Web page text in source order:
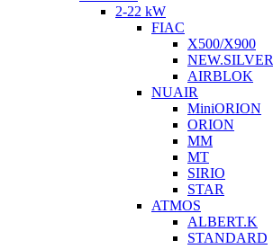
2-22 kW
FIAC
X500/X900
NEW.SILVER
AIRBLOK
NUAIR
MiniORION
ORION
MM
MT
SIRIO
STAR
ATMOS
ALBERT.K
STANDARD